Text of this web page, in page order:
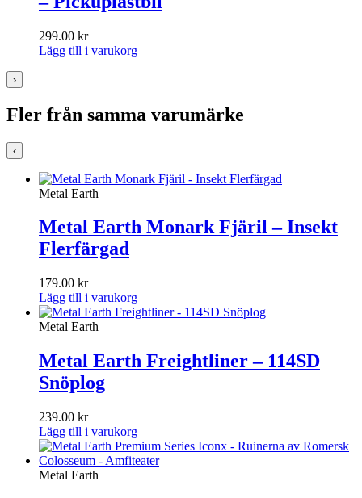
299.00 kr
Lägg till i varukorg
›
Fler från samma varumärke
‹
Metal Earth
Metal Earth Monark Fjäril – Insekt
Flerfärgad
179.00 kr
Lägg till i varukorg
Metal Earth
Metal Earth Freightliner – 114SD
Snöplog
239.00 kr
Lägg till i varukorg
Metal Earth